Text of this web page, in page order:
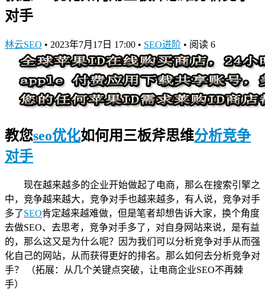
对手
林云SEO • 2023年7月17日 17:00 • SEO进阶 • 阅读 6
教您seo优化如何用三板斧思维分析竞争
对手
现在越来越多的企业开始做起了电商，那么在搜索引擎之
中，竞争越来越大，竞争对手也越来越多，有人说，竞争对手
多了SEO肯定越来越难做，但是笔者却想告诉大家，换个角度
去做SEO、去思考，竞争对手多了，对自身网站来说，是有益
的，那么这又是为什么呢？因为我们可以分析竞争对手从而强
化自己的网站，从而获得更好的排名。那么如何去分析竞争对
手？ （拓展：从几个关键点突破，让电商企业SEO不再棘
手）